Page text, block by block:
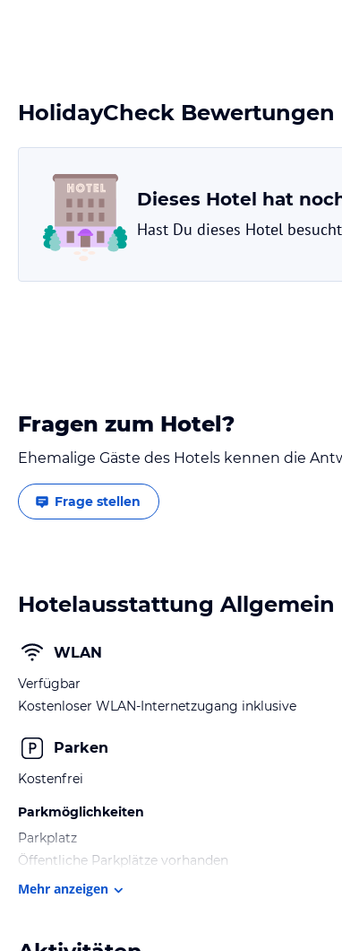
HolidayCheck Bewertungen
Dieses Hotel hat
Hast Du dieses Hotel
Fragen zum Hotel?
Ehemalige Gäste des Hotels kennen die
Frage stellen
Hotelausstattung Allgemein
WLAN
Verfügbar
Kostenloser WLAN-Internetzugang inklusive
Parken
Kostenfrei
Parkmöglichkeiten
Parkplatz
Öffentliche Parkplätze vorhanden
Mehr anzeigen